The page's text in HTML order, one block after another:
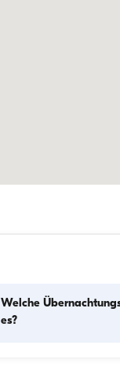
Welche
es?